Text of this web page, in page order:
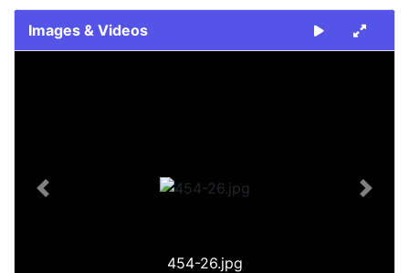
Images & Videos
454-26.jpg
Previous Next